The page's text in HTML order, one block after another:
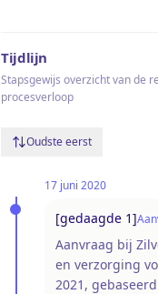
Tijdlijn
Stapsgewijs overzicht van de
procesverloop
Oudste eerst
17 juni 2020
[gedaagde 1]
Aanvraag bij
en verzorging
2021,